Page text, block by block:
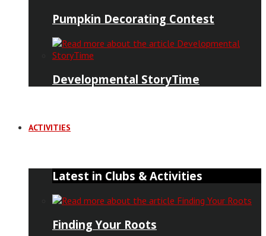
Pumpkin Decorating Contest
Developmental StoryTime
ACTIVITIES
Latest in Clubs & Activities
Finding Your Roots